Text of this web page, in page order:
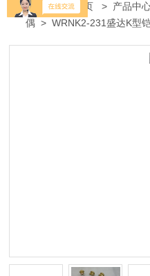
当前位置：首页 > 产品中
偶 > WRNK2-231盛达K型